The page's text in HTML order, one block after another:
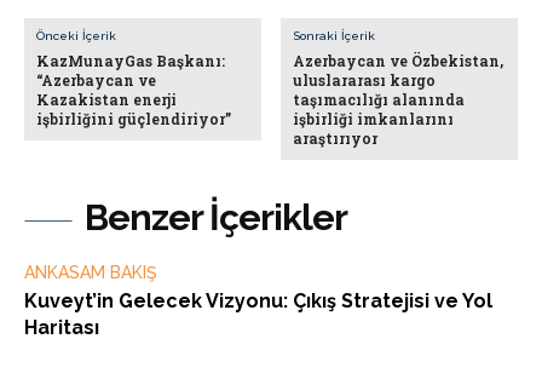
Benzer İçerikler
ANKASAM BAKIŞ
Kuveyt’in Gelecek Vizyonu: Çıkış Stratejisi ve Yol
Haritası
Önceki İçerik
KazMunayGas Başkanı:
“Azerbaycan ve
Kazakistan enerji
işbirliğini güçlendiriyor”
Sonraki İçerik
Azerbaycan ve Özbekistan,
uluslararası kargo
taşımacılığı alanında
işbirliği imkanlarını
araştırıyor